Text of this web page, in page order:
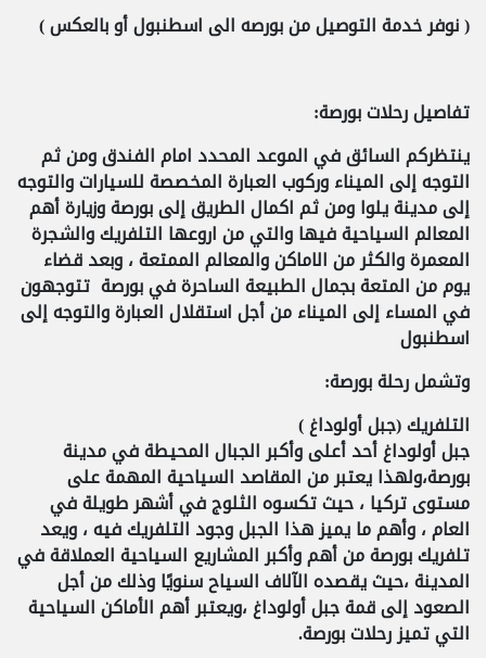
( نوفرخدمة التوصيل من بورصه الى اسطنبولأو بالعكس )
تفاصيل رحلات بورصة:
ينتظركم السائق في الموعد المحدد امامالفندقومن ثم
التوجه إلى الميناء وركوب العبارة المخصصة للسيارات والتوجه
إلى مدينة يلوا ومن ثم اكمال الطريق إلى بورصة وزيارة أهم
المعالم السياحية فيها والتي من اروعها التلفريكوالشجرة
المعمرةوالكثر من الاماكن والمعالم الممتعة ، وبعد قضاء
يوم من المتعة بجمال الطبيعة الساحرة في بورصة تتوجهون
في المساء إلى الميناء من أجل استقلال العبارة والتوجه إلى
اسطنبول
وتشمل رحلة بورصة:
التلفريك (جبل أولوداغ )
جبل أولوداغ أحد أعلى وأكبر الجبال المحيطة في مدينة
بورصة،ولهذا يعتبر من المقاصد السياحية المهمة على
مستوىتركيا ، حيث تكسوه الثلوج في أشهر طويلة في
العام ، وأهم ما يميز هذا الجبل وجود التلفريك فيه ، ويعد
تلفريك بورصة من أهم وأكبر المشاريع السياحية العملاقة في
المدينة ،حيث يقصده الآلاف السياح سنويًا وذلك من أجل
الصعود إلى قمة جبل أولوداغ ،ويعتبر أهم الأماكن السياحية
التي تميز رحلات بورصة.